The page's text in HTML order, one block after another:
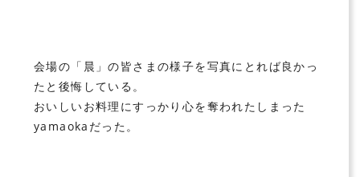
会場の「晨」の皆さまの様子を写真にとれば良かっ
たと後悔している。
おいしいお料理にすっかり心を奪われたしまった
yamaokaだった。